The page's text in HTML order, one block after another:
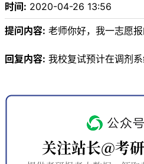
时间: 2020-04-26 13:56
提问内容: 老师你好，我一志愿
回复内容: 我校复试预计在调剂